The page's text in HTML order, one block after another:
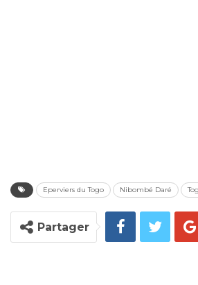
Eperviers du Togo Nibombé Daré
Partager